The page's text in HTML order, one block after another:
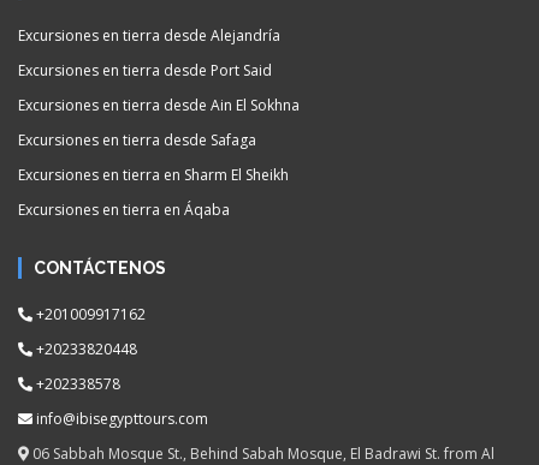
Excursiones en tierra desde Alejandría
Excursiones en tierra desde Port Said
Excursiones en tierra desde Ain El Sokhna
Excursiones en tierra desde Safaga
Excursiones en tierra en Sharm El Sheikh
Excursiones en tierra en Áqaba
CONTÁCTENOS
+201009917162
+20233820448
+202338578
info@ibisegypttours.com
06 Sabbah Mosque St., Behind Sabah Mosque, El Badrawi St. from Al